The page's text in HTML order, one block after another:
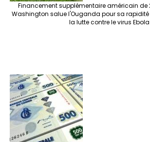
Financement supplémentaire américain de
Washington salue l'Ouganda pour sa
la lutte contre le virus Ebola